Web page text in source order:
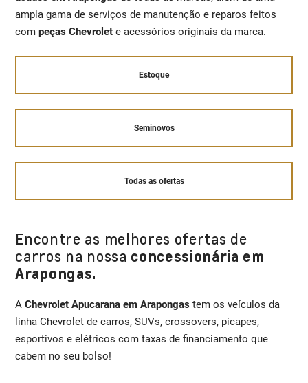
ampla gama de serviços de manutenção e reparos feitos
compeças Chevrolete acessórios originais da marca.
Estoque
Seminovos
Todas as ofertas
Encontre as melhores ofertas de
carros na nossa concessionária em
Arapongas.
AChevrolet Apucarana em Arapongas tem os veículos da
linha Chevrolet de carros, SUVs, crossovers, picapes,
esportivos e elétricos com taxas de financiamento que
cabem no seu bolso!